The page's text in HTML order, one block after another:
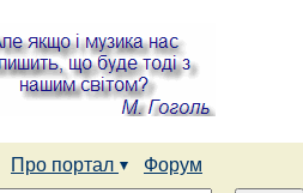
Про портал
Форум